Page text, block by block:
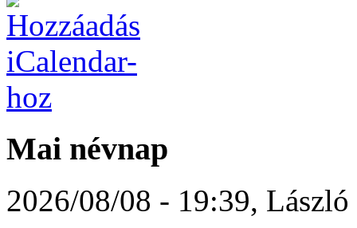
Mai névnap
2026/08/08 - 19:39, László